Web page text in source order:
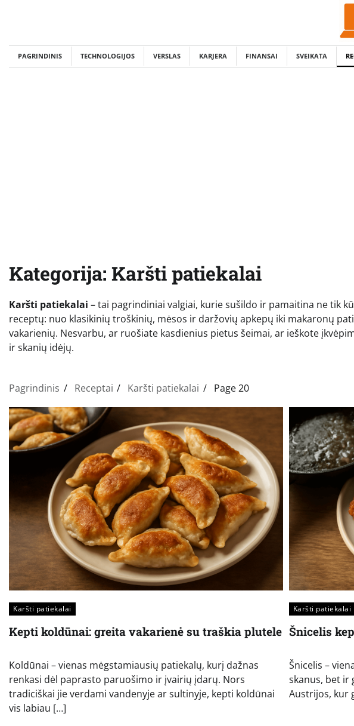
PAGRINDINIS TECHNOLOGIJOS VERSLAS KARJERA FINANSAI SVEIKATA
Kategorija: Karšti patiekalai
Karšti patiekalai – tai pagrindiniai valgiai, kurie sušildo ir pamaitina ne tik
receptų: nuo klasikinių troškinių, mėsos ir daržovių apkepų iki makaronų
vakarienių. Nesvarbu, ar ruošiate kasdienius pietus šeimai, ar ieškote
ir skanių idėjų.
Pagrindinis Receptai Karšti patiekalai Page 20
Karšti patiekalai
Kepti koldūnai: greita vakarienė su traškia plutele
Koldūnai – vienas mėgstamiausių patiekalų, kurį dažnas
renkasi dėl paprasto paruošimo ir įvairių įdarų. Nors
tradiciškai jie verdami vandenyje ar sultinyje, kepti koldūnai
vis labiau […]
Karšti patiekalai
Šnicelis
Šnicelis –
skanus, bet ir
Austrijos, kur